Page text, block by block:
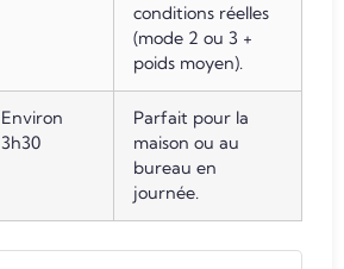
conditions réelles
(mode 2 ou 3 +
poids moyen).
Environ
3h30
Parfait pour la
maison ou au
bureau en
journée.